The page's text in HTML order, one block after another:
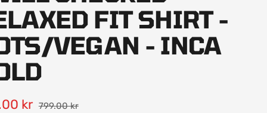
FIT SHIRT -
VEGAN - INCA
kr Normalpris
799.00 kr